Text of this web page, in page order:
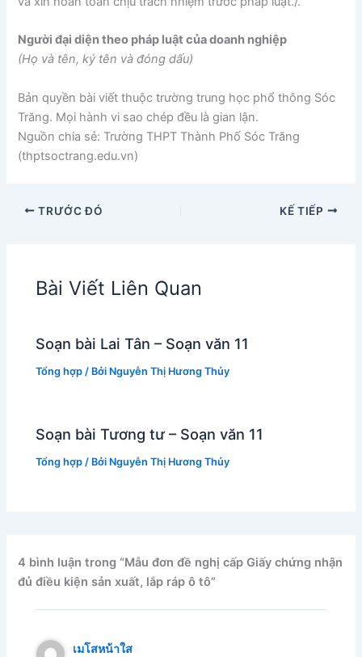
Người đại diện theo pháp luật của doanh nghiệp
(Họ và tên, ký tên và đóng dấu)
Bản quyền bài viết thuộc trường trung học phổ thông Sóc
Trăng. Mọi hành vi sao chép đều là gian lận.
Nguồn chia sẻ: Trường THPT Thành Phố Sóc Trăng
(thptsoctrang.edu.vn)
TRƯỚC ĐÓ KẾ TIẾP
Bài Viết Liên Quan
Soạn bài Lai Tân – Soạn văn 11
Tổng hợp / Bởi Nguyễn Thị Hương Thủy
Soạn bài Tương tư – Soạn văn 11
Tổng hợp / Bởi Nguyễn Thị Hương Thủy
4 bình luận trong “Mẫu đơn đề nghị cấp Giấy chứng nhận
đủ điều kiện sản xuất, lắp ráp ô tô”
เมโสหน้าใส